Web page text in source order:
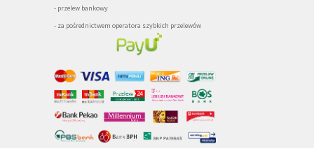
- przelew bankowy
- za pośrednictwem operatora szybkich przelewów